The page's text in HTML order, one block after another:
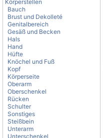
Körperstellen
Bauch
Brust und Dekolleté
Genitalbereich
Gesäß und Becken
Hals
Hand
Hüfte
Knöchel und Fuß
Kopf
Körperseite
Oberarm
Oberschenkel
Rücken
Schulter
Sonstiges
Steißbein
Unterarm
Unterschenkel